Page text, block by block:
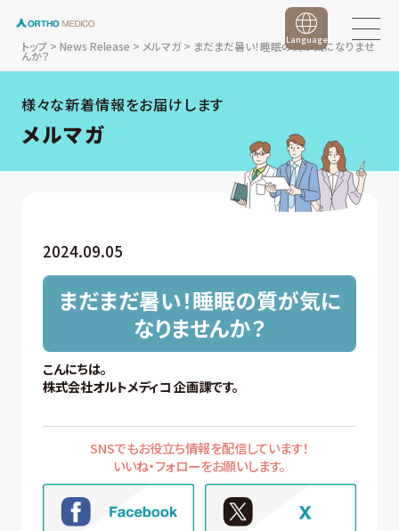
トップ> News Release > メルマガ> まだまだ暑い！睡眠の質が気になりませ
んか？
Language
様々な新着情報をお届けします
メルマガ
2024.09.05
まだまだ暑い！睡眠の質が気に
なりませんか？
こんにちは。
株式会社オルトメディコ 企画課です。
SNSでもお役立ち情報を配信しています！
いいね・フォローをお願いします。